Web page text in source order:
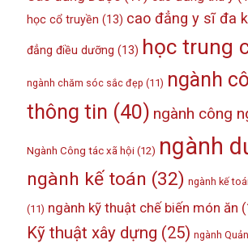
học cổ truyền (13) cao đẳng y sĩ đa
đẳng điều dưỡng (13) học trung
ngành chăm sóc sắc đẹp (11) ngành
thông tin (40) ngành công
Ngành Công tác xã hội(12) ngành
ngành kế toán (32) ngành kế
(11) ngành kỹ thuật chế biến món ăn
Kỹ thuật xây dựng (25) ngành